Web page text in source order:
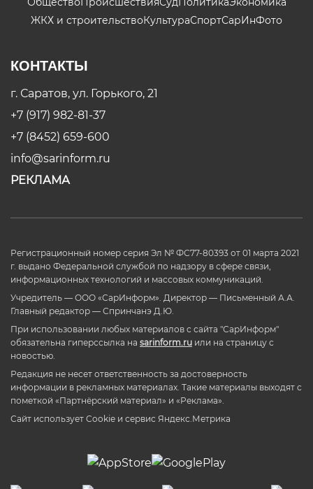
ЖКХ и строительствоКультураСпортСарИнФото
КОНТАКТЫ
г. Саратов, ул. Горького, 21
+7 (917) 982-81-37
+7 (8452) 659-600
info@sarinform.ru
РЕКЛАМА
Регистрационный номер серия Эл № ФС77-80393 от 01 марта 2021
г. выдано Федеральной службой по надзору в сфере связи,
информационных технологий и массовых коммуникаций.
Учредитель — ООО «СарИнформ». Директор — Письменный А.А.
Главный редактор — Спринчанэ Д.Ю.
При использовании любых материалов с сайта "СарИнформ"
обязательна гиперссылка на sarinform.ru или на страницу с
новостью.
Редакция не несет ответственность за достоверность
информации в рекламных материалах. Такие материалы выходят с
пометкой «Партнёрский материал» и «Реклама».
Сайт использует Cookie и сервиc Яндекс.Метрика